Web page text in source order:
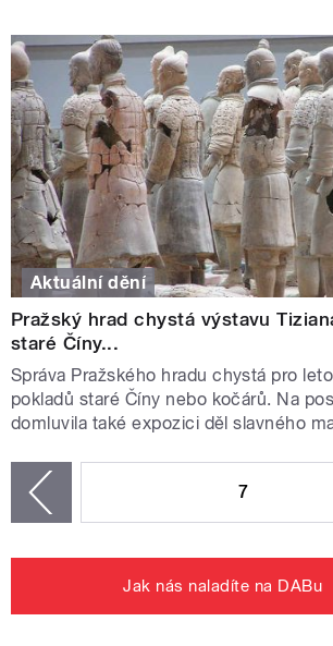
Aktuální dění
Pražský hrad chystá výstavu
staré Číny...
Správa Pražského hradu chystá pro
pokladů staré Číny nebo kočárů. Na
domluvila také expozici děl slavného
7
Jak nás naladíte na DABu